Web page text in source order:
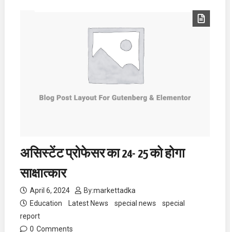
असिस्टेंट प्रोफेसर का 24- 25 को होगा
साक्षात्कार
April 6, 2024 By:markettadka
Education
Latest News special news
special
report
0 Comments